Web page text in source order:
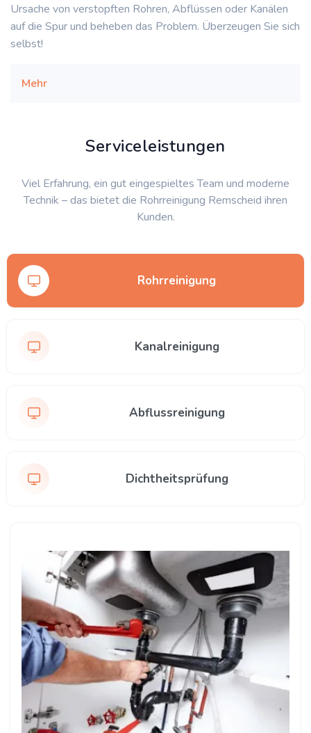
Ursache von verstopften Rohren, Abflüssen oder Kanälen
auf die Spur und beheben das Problem. Überzeugen Sie sich
selbst!
Mehr
Serviceleistungen
Viel Erfahrung, ein gut eingespieltes Team und moderne
Technik – das bietet die Rohrreinigung Remscheid ihren
Kunden.
Rohrreinigung
Kanalreinigung
Abflussreinigung
Dichtheitsprüfung